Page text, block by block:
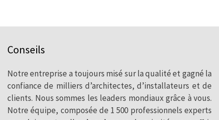
Conseils
Notre entreprise a toujours misé sur la qualité et gagné la
confiance de milliers d’architectes, d’installateurs et de
clients. Nous sommes les leaders mondiaux grâce à vous.
Notre équipe, composée de 1 500 professionnels experts